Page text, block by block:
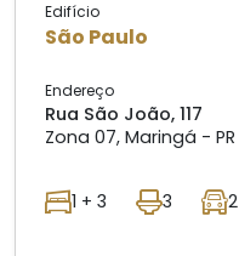
Edifício
São Paulo
Endereço
Rua São João, 117
Zona 07, Maringá - PR
1 + 3 3 2